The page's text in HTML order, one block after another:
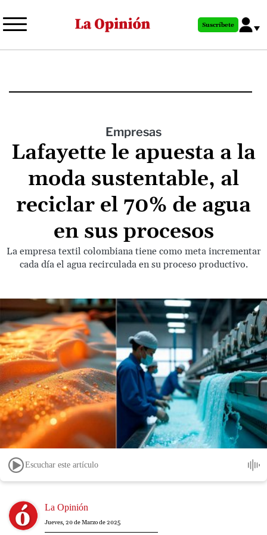
al
principal
Suscríbete
Empresas
Lafayette le apuesta a la
moda sustentable, al
reciclar el 70% de agua
en sus procesos
La empresa textil colombiana tiene como meta incrementar
cada día el agua recirculada en su proceso productivo.
Escuchar este artículo
Image La Opinión
Jueves, 20 de Marzo de 2025